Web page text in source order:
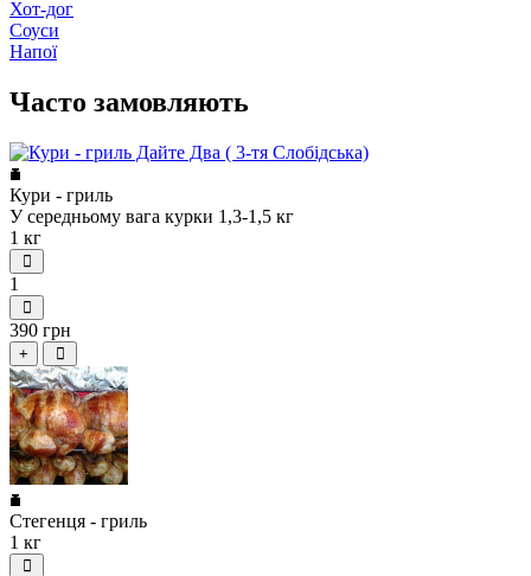
Хот-дог
Соуси
Напої
Часто замовляють
Кури - гриль
У середньому вага курки 1,3-1,5 кг
1 кг
1
390 грн
+
Стегенця - гриль
1 кг